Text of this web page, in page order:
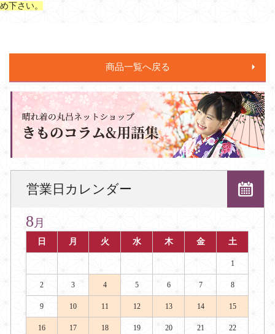
め下さい。
商品一覧へ戻る
営業日カレンダー
8 月
日 月 火 水 木 金 土
1
2 3 4 5 6 7 8
9 10 11 12 13 14 15
16 17 18 19 20 21 22